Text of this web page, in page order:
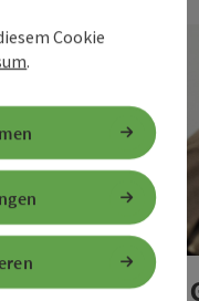
im
Cookie
.